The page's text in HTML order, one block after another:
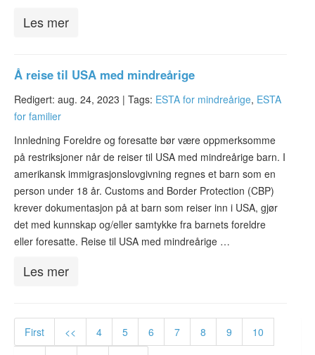
Les mer
Å reise til USA med mindreårige
Redigert: aug. 24, 2023 | Tags: ESTA for mindreårige, ESTA
for familier
Innledning Foreldre og foresatte bør være oppmerksomme
på restriksjoner når de reiser til USA med mindreårige barn. I
amerikansk immigrasjonslovgivning regnes et barn som en
person under 18 år. Customs and Border Protection (CBP)
krever dokumentasjon på at barn som reiser inn i USA, gjør
det med kunnskap og/eller samtykke fra barnets foreldre
eller foresatte. Reise til USA med mindreårige …
Les mer
First << 4 5 6 7 8 9
10